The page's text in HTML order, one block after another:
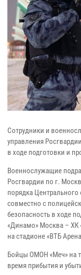
Сотрудники и
управления
в ходе подготовки и
Военнослужащие
Росгвардии по г.
порядка
совместно с
безопасность в ходе
«Динамо» Москва – ХК
на стадионе «ВТБ
Бойцы ОМОН «Меч» на
время прибытия и